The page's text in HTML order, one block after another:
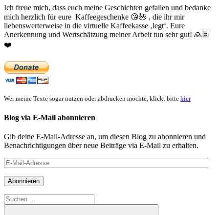
Ich freue mich, dass euch meine Geschichten gefallen und bedanke
mich herzlich für eure Kaffeegeschenke 😘🌺 , die ihr mir
liebenswerterweise in die virtuelle Kaffeekasse ‚legt‘. Eure
Anerkennung und Wertschätzung meiner Arbeit tun sehr gut! 🙏🏻
❤️
Wer meine Texte sogar nutzen oder abdrucken möchte, klickt bitte hier
Blog via E-Mail abonnieren
Gib deine E-Mail-Adresse an, um diesen Blog zu abonnieren und
Benachrichtigungen über neue Beiträge via E-Mail zu erhalten.
E-
Mail-
Adresse
Abonnieren
Suchen
nach: